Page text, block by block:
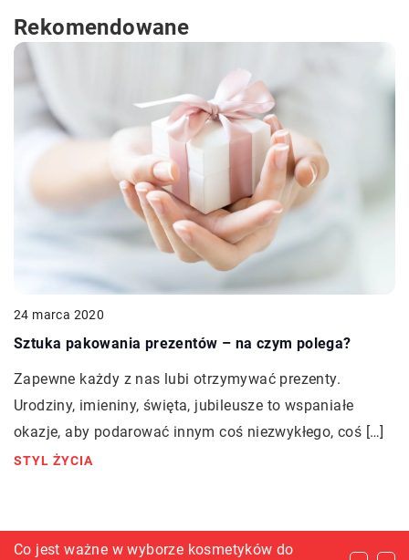
Rekomendowane
24 marca 2020
Sztuka pakowania prezentów – na czym polega?
Zapewne każdy z nas lubi otrzymywać prezenty.
Urodziny, imieniny, święta, jubileusze to wspaniałe
okazje, aby podarować innym coś niezwykłego, coś […]
STYL ŻYCIA
Sprzątanie osiedli – jak wygląda zakres usług
Co jest ważne w wyborze kosmetyków do
Zabezpieczenia do kabli i przewodów – czego